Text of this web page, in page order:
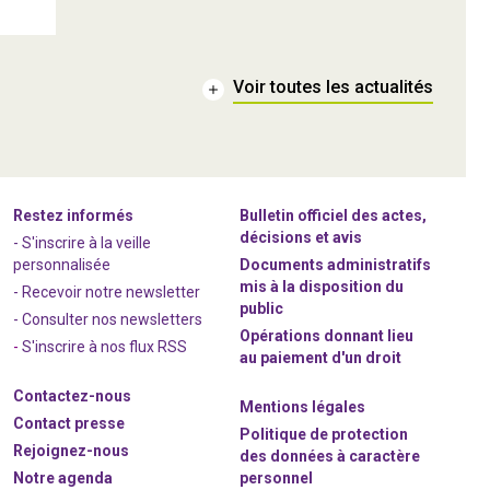
Voir toutes les actualités
Restez informés
- S'inscrire à la veille
personnalisée
- Recevoir notre newsletter
- Consulter nos newsletters
-S'inscrire à nos flux RSS
Contactez-nous
Contact presse
Rejoignez-nous
Notre agenda
Bulletin officiel des actes,
décisions et avis
Documents administratifs
mis à la disposition du
public
Opérations donnant lieu
au paiement d'un droit
Mentions légales
Politique de protection
des données à caractère
personnel